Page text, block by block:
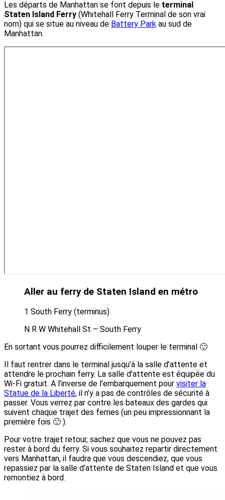
Les départs de Manhattan se font depuis le terminal
Staten Island Ferry (Whitehall Ferry Terminal de son vrai
nom) qui se situe au niveau de Battery Park au sud de
Manhattan.
Aller au ferry de Staten Island en métro
1 South Ferry (terminus)
N R W Whitehall St – South Ferry
En sortant vous pourrez difficilement louper le terminal 🙂
Il faut rentrer dans le terminal jusqu’à la salle d’attente et
attendre le prochain ferry. La salle d’attente est équipée du
Wi-Fi gratuit. A l’inverse de l’embarquement pour visiter la
Statue de la Liberté, il n’y a pas de contrôles de sécurité à
passer. Vous verrez par contre les bateaux des gardes qui
suivent chaque trajet des ferries (un peu impressionnant la
première fois 🙂 ).
Pour votre trajet retour, sachez que vous ne pouvez pas
rester à bord du ferry. Si vous souhaitez repartir directement
vers Manhattan, il faudra que vous descendiez, que vous
repassiez par la salle d’attente de Staten Island et que vous
remontiez à bord.